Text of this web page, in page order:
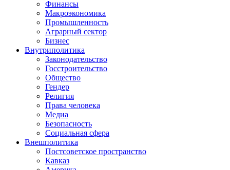
Финансы
Макроэкономика
Промышленность
Аграрный сектор
Бизнес
Внутриполитика
Законодательство
Госстроительство
Общество
Гендер
Религия
Права человека
Медиа
Безопасность
Социальная сфера
Внешполитика
Постсоветское пространство
Кавказ